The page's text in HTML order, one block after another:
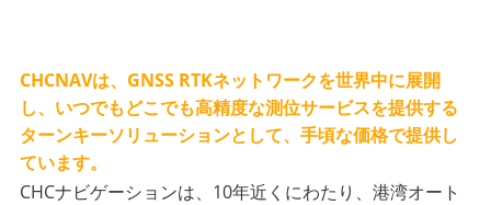
CHCNAVは、GNSS RTKネットワークを世界中に展開
し、いつでもどこでも高精度な測位サービスを提供する
ターンキーソリューションとして、手頃な価格で提供し
ています。
CHCナビゲーションは、10年近くにわたり、港湾オート